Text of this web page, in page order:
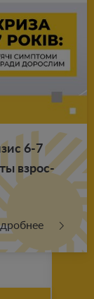
6-7
взрос­